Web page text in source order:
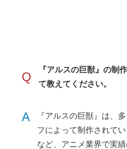
Q
『アルスの巨獣』の制
て教えてください。
A
『アルスの巨獣』は、
フによって制作されて
など、アニメ業界で実